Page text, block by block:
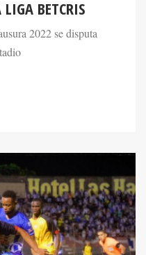
2022 se disputa